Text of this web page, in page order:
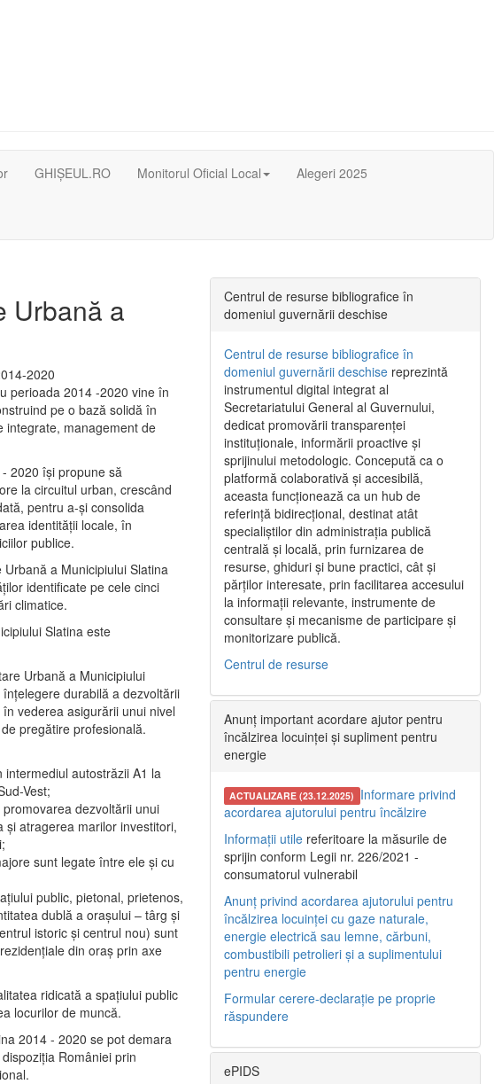
GHIȘEUL.RO Monitorul Oficial Local Alegeri 2025
Urbană a
perioada 2014 -2020 vine în
pe o bază solidă în
integrate, management de
2020 își propune să
la circuitul urban, crescând
pentru a-şi consolida
identităţii locale, în
publice.
a Municipiului Slatina
identificate pe cele cinci
climatice.
Slatina este
Urbană a Municipiului
durabilă a dezvoltării
vederea asigurării unui nivel
pregătire profesională.
autostrăzii A1 la
Vest;
dezvoltării unui
atragerea marilor investitori,
sunt legate între ele şi cu
public, pietonal, prietenos,
dublă a oraşului – târg şi
istoric şi centrul nou) sunt
din oraş prin axe
ridicată a spaţiului public
locurilor de muncă.
2014 - 2020 se pot demara
României prin
Centrul de resurse bibliografice în
domeniul guvernării deschise
Centrul de resurse bibliografice în
domeniul guvernării deschise reprezintă
instrumentul digital integrat al
Secretariatului General al Guvernului,
dedicat promovării transparenței
instituționale, informării proactive și
sprijinului metodologic. Concepută ca o
platformă colaborativă și accesibilă,
aceasta funcționează ca un hub de
referință bidirecțional, destinat atât
specialiștilor din administrația publică
centrală și locală, prin furnizarea de
resurse, ghiduri și bune practici, cât și
părților interesate, prin facilitarea accesului
la informații relevante, instrumente de
consultare și mecanisme de participare și
monitorizare publică.
Centrul de resurse
Anunț important acordare ajutor pentru
încălzirea locuinței și supliment pentru
energie
ACTUALIZARE (23.12.2025) Informare privind
acordarea ajutorului pentru încălzire
Informații utile referitoare la măsurile de
sprijin conform Legii nr. 226/2021 -
consumatorul vulnerabil
Anunț privind acordarea ajutorului pentru
încălzirea locuinței cu gaze naturale,
energie electrică sau lemne, cărbuni,
combustibili petrolieri și a suplimentului
pentru energie
Formular cerere-declarație pe proprie
răspundere
ePIDS